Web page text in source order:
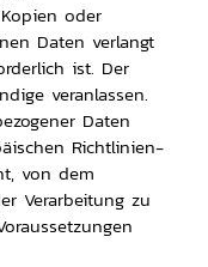
oder
Daten verlangt
ist. Der
veranlassen.
Daten
Richtlinien-
von dem
Verarbeitung zu